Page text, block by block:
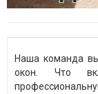
Наша команда
окон. Что